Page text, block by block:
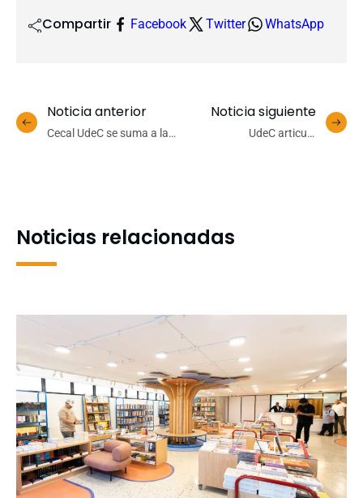
Compartir Facebook Twitter WhatsApp
Noticia anterior
Cecal UdeC se suma a la
Noticia siguiente
UdeC articula
Noticias relacionadas